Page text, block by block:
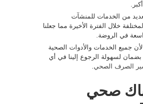
من الخدمات للمنشآت
خلال الفترة الأخيرة مما جعلنا
في الروضة.
جميع الخدمات والأدوات الصحية
بضمان لسهولة الرجوع إلينا في أي
الصرف الصحي.
صحي